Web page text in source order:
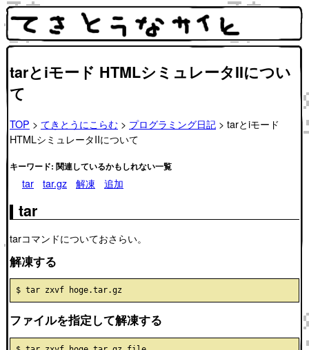
tarとiモード HTMLシミュレータIIについ
て
TOP > てきとうにこらむ > プログラミング日記 > tarとiモード
HTMLシミュレータIIについて
キーワード: 関連しているかもしれない一覧
tar tar.gz 解凍 追加
tar
tarコマンドについておさらい。
解凍する
ファイルを指定して解凍する